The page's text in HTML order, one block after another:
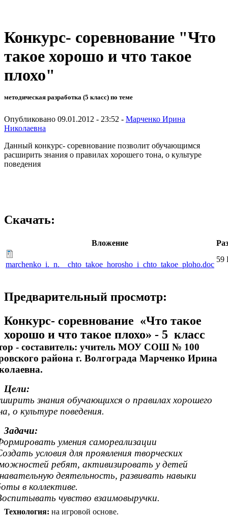
Конкурс- соревнование "Что
такое хорошо и что такое
плохо"
методическая разработка (5 класс) по теме
Опубликовано 09.01.2012 - 23:52 - Марченко Ирина
Николаевна
Данный конкурс- соревнование позволит обучающимся
расширить знания о правилах хорошего тона, о культуре
поведения
Скачать:
Вложение
marchenko_i._n.__chto_takoe_horosho_i_chto_takoe_ploho.doc
59
Предварительный просмотр:
Конкурс- соревнование «Что такое
хорошо и что такое плохо» - 5 класс
- составитель: учитель МОУ СОШ № 100
района г. Волгограда Марченко Ирина
Цели:
знания обучающихся о правилах хорошего
о культуре поведения.
Задачи:
умения самореализации
условия для проявления творческих
ребят, активизировать у детей
деятельность, развивать навыки
в коллективе.
чувство взаимовыручки.
Технология: на игровой основе.